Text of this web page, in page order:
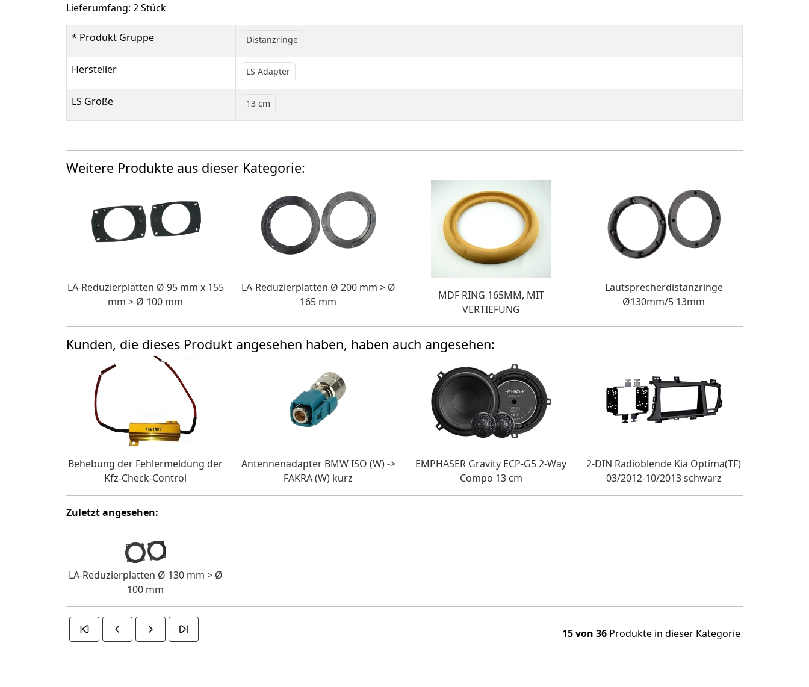
Lieferumfang: 2 Stück
* Produkt Gruppe Distanzringe
Hersteller LS Adapter
LS Größe 13 cm
Weitere Produkte aus dieser Kategorie:
LA-Reduzierplatten Ø 95 mm x 155
mm > Ø 100 mm
LA-Reduzierplatten Ø 200 mm > Ø
165 mm
MDF RING 165MM, MIT
VERTIEFUNG
Lautsprecherdistanzringe
Ø130mm/5 13mm
Kunden, die dieses Produkt angesehen haben, haben auch angesehen:
Behebung der Fehlermeldung der
Kfz-Check-Control
Antennenadapter BMW ISO (W) ->
FAKRA (W) kurz
EMPHASER Gravity ECP-G5 2-Way
Compo 13 cm
2-DIN Radioblende Kia Optima(TF)
03/2012-10/2013 schwarz
Zuletzt angesehen:
LA-Reduzierplatten Ø 130 mm > Ø
100 mm
15 von 36 Produkte in dieser Kategorie